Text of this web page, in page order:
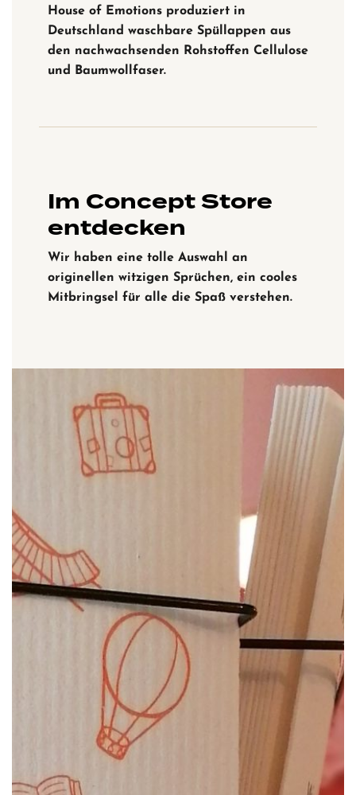
House of Emotions produziert in
Deutschland waschbare Spüllappen aus
den nachwachsenden Rohstoffen Cellulose
und Baumwollfaser.
Im Concept Store
entdecken
Wir haben eine tolle Auswahl an
originellen witzigen Sprüchen, ein cooles
Mitbringsel für alle die Spaß verstehen.